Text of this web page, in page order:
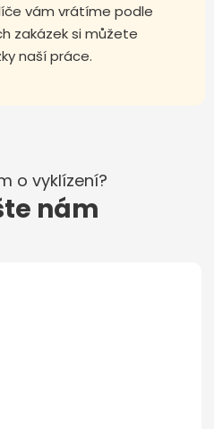
vám vrátíme podle
zakázek si můžete
naší práce.
o vyklízení?
nám